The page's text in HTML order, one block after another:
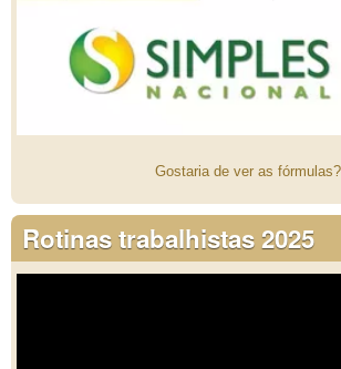
Gostaria de ver as fórmulas?
Rotinas trabalhistas 2025